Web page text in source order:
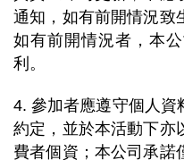
通知，如有前開情況致
如有前開情況者，本
利。
4. 參加者應遵守個人資
約定，並於本活動下亦
費者個資；本公司承諾